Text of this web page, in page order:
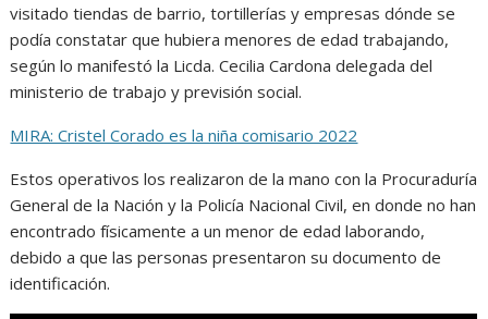
visitado tiendas de barrio, tortillerías y empresas dónde se
podía constatar que hubiera menores de edad trabajando,
según lo manifestó la Licda. Cecilia Cardona delegada del
ministerio de trabajo y previsión social.
MIRA: Cristel Corado es la niña comisario 2022
Estos operativos los realizaron de la mano con la Procuraduría
General de la Nación y la Policía Nacional Civil, en donde no han
encontrado físicamente a un menor de edad laborando,
debido a que las personas presentaron su documento de
identificación.